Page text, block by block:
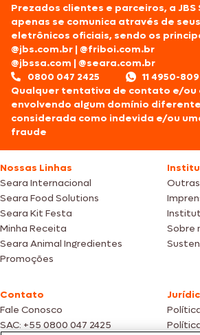
Prezados clientes e parceiros, a JBS
apenas se comunica através de
eletrônicos oficiais, sendo os
@jbs.com.br |@friboi.com.br
@jbssa.com |@seara.com.br
0800 047 2425
11 4950-
Qualquer tentativa de contato e/ou
envolvendo algum domínio
considerada como indevida e/ou
fraude
Nossas Linhas
Seara Internacional
Seara Food Solutions
Seara Kit Festa
Minha Receita
Seara Animal Ingredientes
Promoções
Sobre
Contato
Fale Conosco
SAC: +55 0800 047 2425